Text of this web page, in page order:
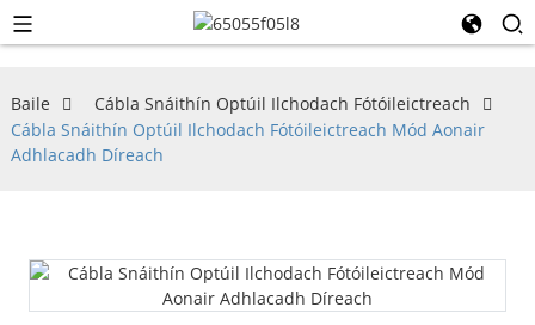
Baile
Cábla Snáithín Optúil Ilchodach Fótóileictreach
Cábla Snáithín Optúil Ilchodach Fótóileictreach Mód Aonair
Adhlacadh Díreach